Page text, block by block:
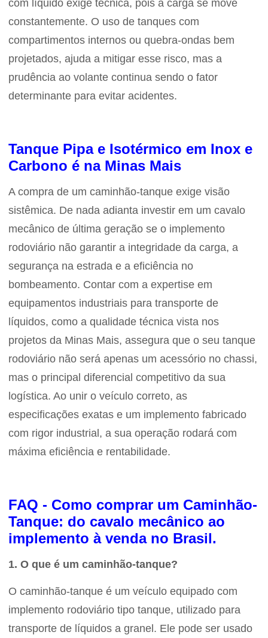
com líquido exige técnica, pois a carga se move
constantemente. O uso de tanques com
compartimentos internos ou quebra-ondas bem
projetados, ajuda a mitigar esse risco, mas a
prudência ao volante continua sendo o fator
determinante para evitar acidentes.
Tanque Pipa e Isotérmico em Inox e
Carbono é na Minas Mais
A compra de um caminhão-tanque exige visão
sistêmica. De nada adianta investir em um cavalo
mecânico de última geração se o implemento
rodoviário não garantir a integridade da carga, a
segurança na estrada e a eficiência no
bombeamento. Contar com a expertise em
equipamentos industriais para transporte de
líquidos, como a qualidade técnica vista nos
projetos da Minas Mais, assegura que o seu tanque
rodoviário não será apenas um acessório no chassi,
mas o principal diferencial competitivo da sua
logística. Ao unir o veículo correto, as
especificações exatas e um implemento fabricado
com rigor industrial, a sua operação rodará com
máxima eficiência e rentabilidade.
FAQ - Como comprar um Caminhão-
Tanque: do cavalo mecânico ao
implemento à venda no Brasil.
1. O que é um caminhão-tanque?
O caminhão-tanque é um veículo equipado com
implemento rodoviário tipo tanque, utilizado para
transporte de líquidos a granel. Ele pode ser usado